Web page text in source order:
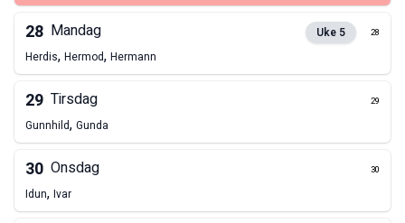
28 Mandag Uke 5 28
Herdis, Hermod, Hermann
29 Tirsdag 29
Gunnhild, Gunda
30 Onsdag 30
Idun, Ivar